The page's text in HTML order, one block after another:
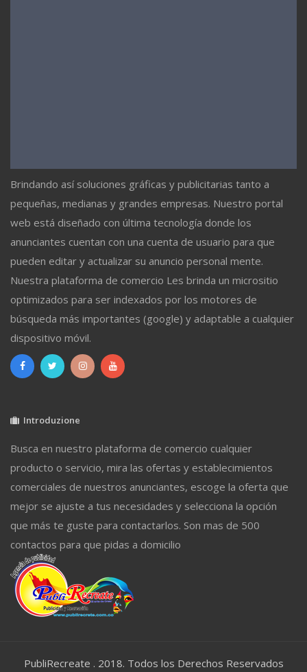
Brindando así soluciones gráficas y publicitarias tanto a
pequeñas, medianas y grandes empresas. Nuestro portal
web está diseñado con última tecnología donde los
anunciantes cuentan con una cuenta de usuario para que
pueden editar y actualizar su anuncio personal mente.
Nuestra plataforma de comercio Les brinda un micrositio
optimizados para ser indexados por los motores de
búsqueda más importantes (google) y adaptable a cualquier
dispositivo móvil.
Introduzione
Busca en nuestro plataforma de comercio cualquier
producto o servicio, mira las ofertas y establecimientos
comerciales de nuestros anunciantes, escoge la oferta que
mejor se ajuste a tus necesidades y selecciona la opción
que más te guste para contactarlos. Son mas de 500
contactos para que pidas a domicilio
PubliRecreate . 2018. Todos los Derechos Reservados